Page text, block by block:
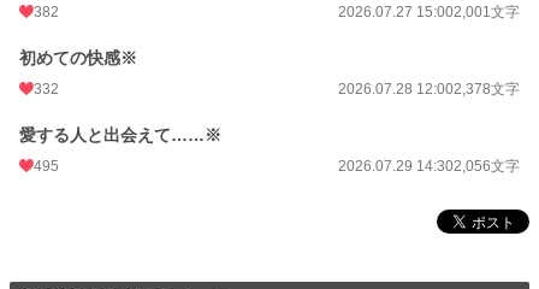
382 2026.07.27 15:002,001文字
初めての快感※
332 2026.07.28 12:002,378文字
愛する人と出会えて……※
495 2026.07.29 14:302,056文字